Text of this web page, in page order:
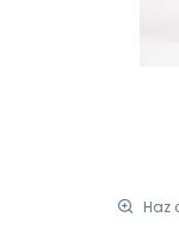
Haz